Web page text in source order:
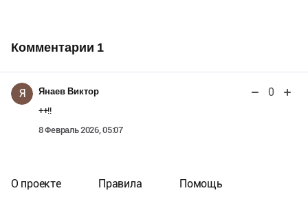
Комментарии 1
Я Янаев Виктор 0
++!!
8 Февраль 2026, 05:07
О проекте Правила Помощь